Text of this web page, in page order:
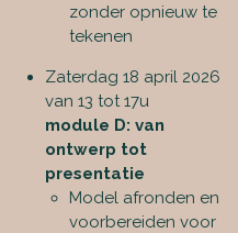
zonder opnieuw te
tekenen
Zaterdag 18 april 2026
van 13 tot 17u
module D: van
ontwerp tot
presentatie
Model afronden en
voorbereiden voor